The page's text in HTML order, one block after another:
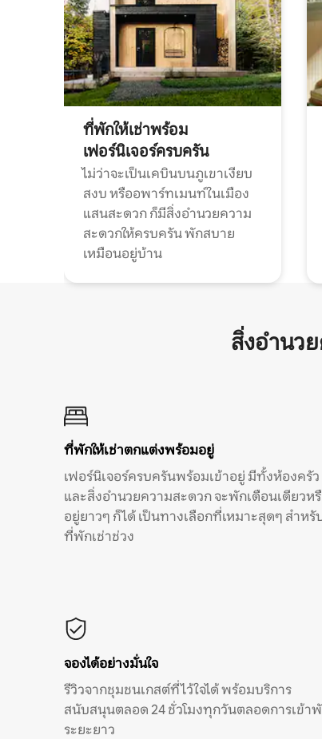
ที่พักให้เช่าพร้อม
เฟอร์นิเจอร์ครบครัน
ไม่ว่าจะเป็นเคบินบนภูเขาเงียบ
สงบ หรืออพาร์ทเมนท์ในเมือง
แสนสะดวก ก็มีสิ่งอำนวยความ
สะดวกให้ครบครัน พักสบาย
เหมือนอยู่บ้าน
สิ่งอำนว
ที่พักให้เช่าตกแต่งพร้อมอยู่
เฟอร์นิเจอร์ครบครันพร้อมเข้าอยู่ มีทั้งห้องครัว
และสิ่งอำนวยความสะดวก จะพักเดือนเดียวห
อยู่ยาวๆ ก็ได้ เป็นทางเลือกที่เหมาะสุดๆ สำหรั
ที่พักเช่าช่วง
จองได้อย่างมั่นใจ
รีวิวจากชุมชนเกสต์ที่ไว้ใจได้ พร้อมบริการ
สนับสนุนตลอด 24 ชั่วโมงทุกวันตลอดการเข้า
ระยะยาว